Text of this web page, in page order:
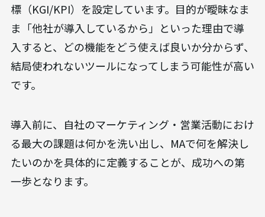
標（KGI/KPI）を設定しています。目的が曖昧なま
ま「他社が導入しているから」といった理由で導
入すると、どの機能をどう使えば良いか分からず、
結局使われないツールになってしまう可能性が高い
です。
導入前に、自社のマーケティング・営業活動におけ
る最大の課題は何かを洗い出し、MAで何を解決し
たいのかを具体的に定義することが、成功への第
一歩となります。